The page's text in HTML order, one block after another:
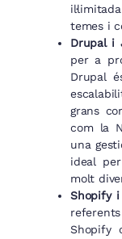
temes i
Drupal i
per a
Drupal
grans
com la
una
ideal
molt
Shopify i
Shopify